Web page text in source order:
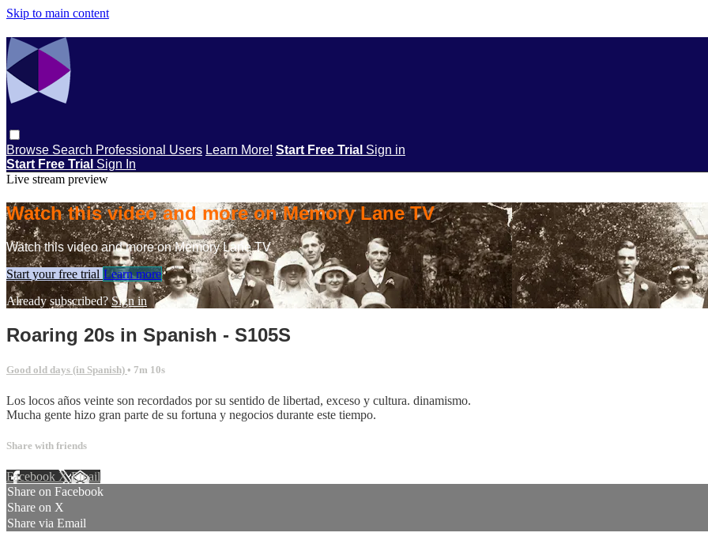
Skip to main content
Browse Search Professional Users Learn More! Start Free Trial Sign in
Start Free Trial Sign In
Live stream preview
Watch this video and more on Memory Lane TV
Watch this video and more on Memory Lane TV
Start your free trial Learn more
Already subscribed?Sign in
Roaring 20s in Spanish - S105S
Good old days (in Spanish) • 7m 10s
Los locos años veinte son recordados por su sentido de libertad, exceso y cultura. dinamismo.
Mucha gente hizo gran parte de su fortuna y negocios durante este tiempo.
Share with friends
Facebook XEmail
Share on Facebook
Share on X
Share via Email